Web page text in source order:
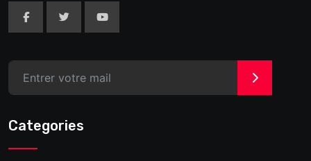
>
Categories